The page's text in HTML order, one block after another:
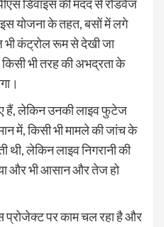
डिवाइस की मदद से रोडवेज
योजना के तहत, बसों में लगे
भी कंट्रोल रूम से देखी जा
भी तरह की अभद्रता के
लेकिन उनकी लाइव फुटेज
में, किसी भी मामले की जांच के
थी, लेकिन लाइव निगरानी की
और भी आसान और तेज हो
प्रोजेक्ट पर काम चल रहा है और